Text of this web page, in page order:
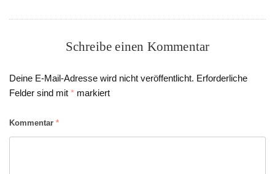
Schreibe einen Kommentar
Deine E-Mail-Adresse wird nicht veröffentlicht. Erforderliche
Felder sind mit * markiert
Kommentar *